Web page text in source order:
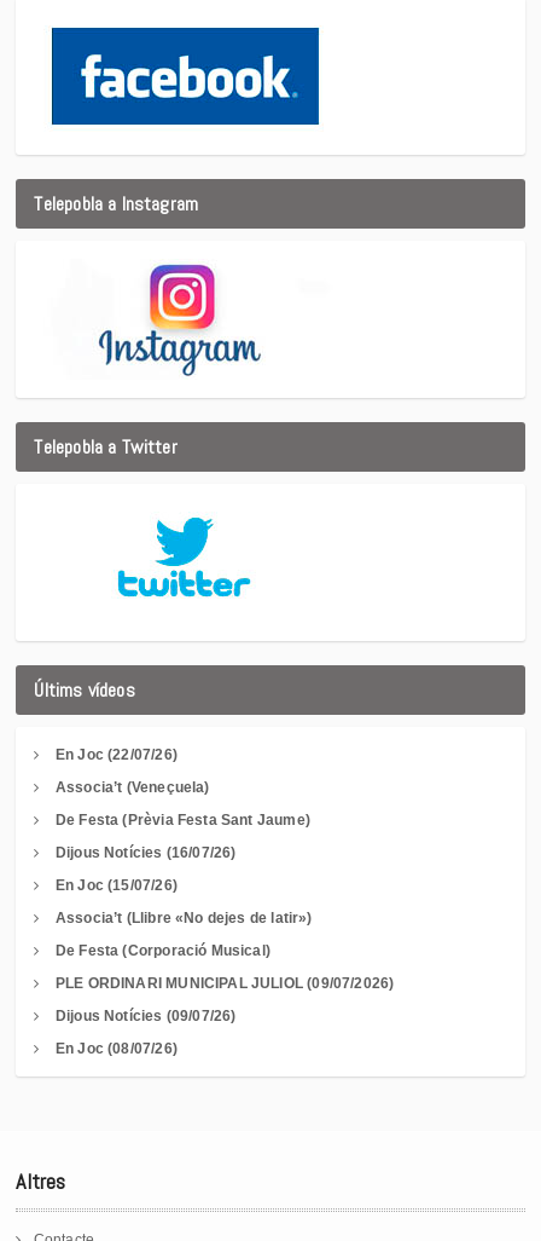
Telepobla a Instagram
Telepobla a Twitter
Últims vídeos
En Joc (22/07/26)
Associa’t (Veneçuela)
De Festa (Prèvia Festa Sant Jaume)
Dijous Notícies (16/07/26)
En Joc (15/07/26)
Associa’t (Llibre «No dejes de latir»)
De Festa (Corporació Musical)
PLE ORDINARI MUNICIPAL JULIOL (09/07/2026)
Dijous Notícies (09/07/26)
En Joc (08/07/26)
Altres